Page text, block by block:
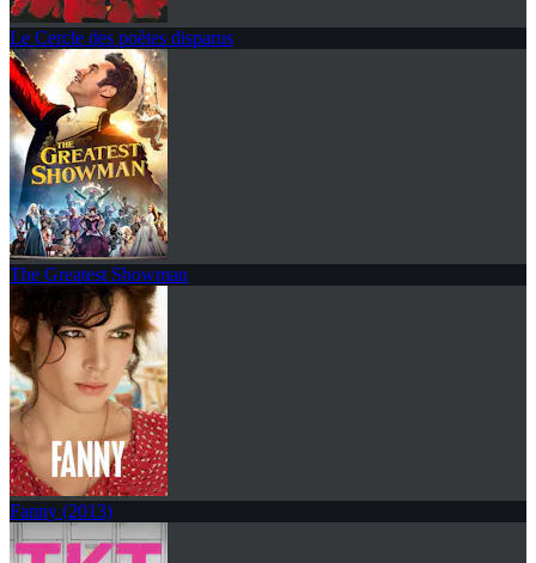
Le Cercle des poètes disparus
The Greatest Showman
Fanny (2013)